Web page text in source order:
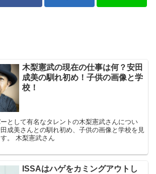
木梨憲武の現在の仕事は何？安田
成美の馴れ初め！子供の画像と学
校！
として有名なタレントの木梨憲武さんについ
成美さんとの馴れ初め、子供の画像と学校を見
。 木梨憲武さん
ISSAはハゲをカミングアウトし